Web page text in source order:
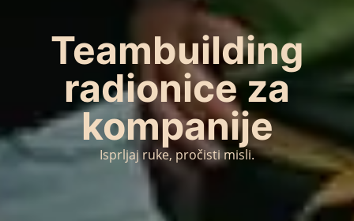
Teambuilding
radionice za
kompanije
Isprljaj ruke, pročisti misli.